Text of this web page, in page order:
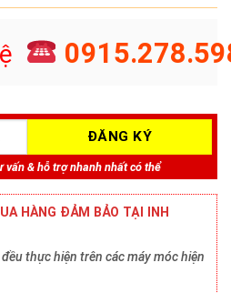
vấn & hỗ trợ nhanh nhất có thể
HÀNG ĐẢM BẢO TẠI INH
thực hiện trên các máy móc hiện